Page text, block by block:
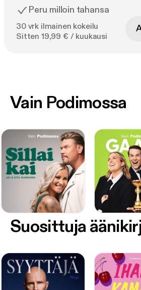
Peru milloin tahansa
30 vrk ilmainen kokeilu
Sitten 19,99 € / kuukausi
Vain Podimossa
Suosittuja